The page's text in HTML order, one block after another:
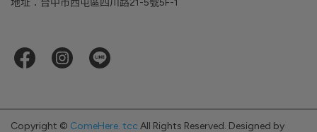
地址：台中市西屯區四川路21-5號5F-1
Copyright © ComeHere. tcc All Rights Reserved. Designed by